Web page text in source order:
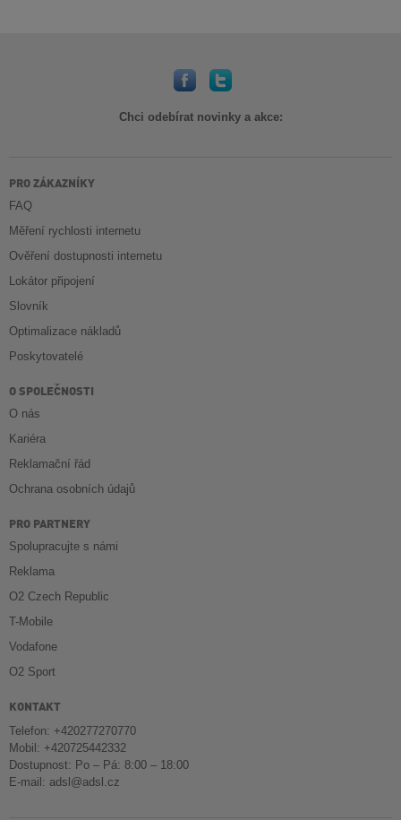
Chci odebírat novinky a akce:
PRO ZÁKAZNÍKY
FAQ
Měření rychlosti internetu
Ověření dostupnosti internetu
Lokátor připojení
Slovník
Optimalizace nákladů
Poskytovatelé
O SPOLEČNOSTI
O nás
Kariéra
Reklamační řád
Ochrana osobních údajů
PRO PARTNERY
Spolupracujte s námi
Reklama
O2 Czech Republic
T-Mobile
Vodafone
O2 Sport
KONTAKT
Telefon: +420277270770
Mobil: +420725442332
Dostupnost: Po – Pá: 8:00 – 18:00
E-mail: adsl@adsl.cz